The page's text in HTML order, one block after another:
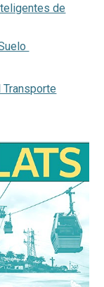
de
Transporte